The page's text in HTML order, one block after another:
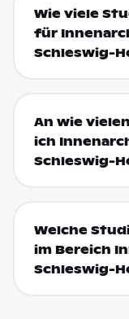
Wie viele
für
Schleswig-
An wie
ich
Schleswig-
Welche
im Bereich
Schleswig-